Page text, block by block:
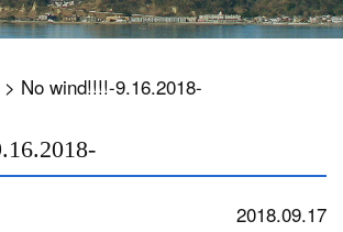
> No wind!!!!-9.16.2018-
2018.09.17